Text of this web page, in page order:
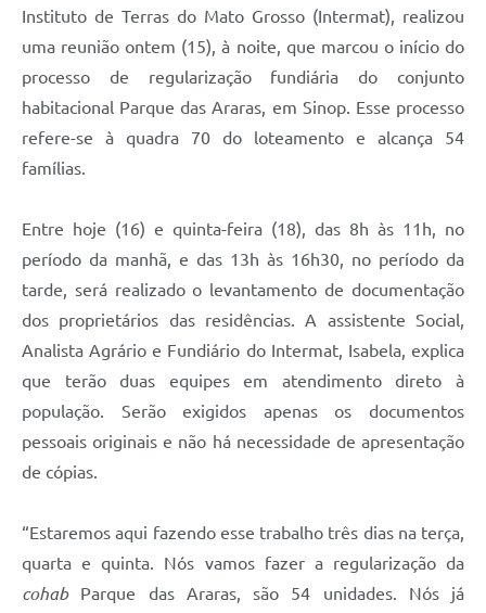
Instituto de Terras do Mato Grosso (Intermat), realizou
uma reunião ontem (15), à noite, que marcou o início do
processo de regularização fundiária do conjunto
habitacional Parque das Araras, em Sinop. Esse processo
refere-se à quadra 70 do loteamento e alcança 54
famílias.
Entre hoje (16) e quinta-feira (18), das 8h às 11h, no
período da manhã, e das 13h às 16h30, no período da
tarde, será realizado o levantamento de documentação
dos proprietários das residências. A assistente Social,
Analista Agrário e Fundiário do Intermat, Isabela, explica
que terão duas equipes em atendimento direto à
população. Serão exigidos apenas os documentos
pessoais originais e não há necessidade de apresentação
de cópias.
“Estaremos aqui fazendo esse trabalho três dias na terça,
quarta e quinta. Nós vamos fazer a regularização da
cohabParque das Araras, são 54 unidades. Nós já